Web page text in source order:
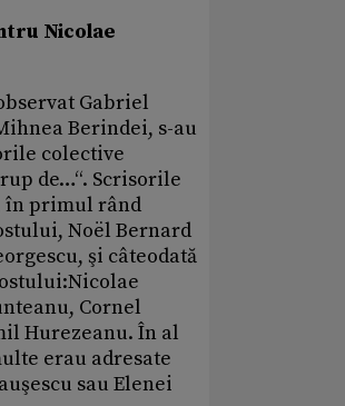
Nicolae
Gabriel
Berindei, s-au
colective
de…“. Scrisorile
în primul rând
Noël Bernard
şi câteodată
Cornel
Hurezeanu. În al
erau adresate
sau Elenei